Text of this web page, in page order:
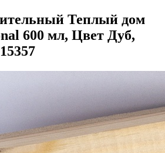
Теплый дом
600 мл, Цвет Дуб,